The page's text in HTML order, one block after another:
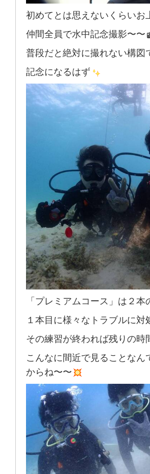
初めてとは思えないくらいお
仲間全員で水中記念撮影〜〜
普段だと絶対に撮れない構図
記念になるはず
「プレミアムコース」は２
１本目に様々なトラブルに
その練習が終われば残りの
こんなに間近で見ることな
からね〜〜